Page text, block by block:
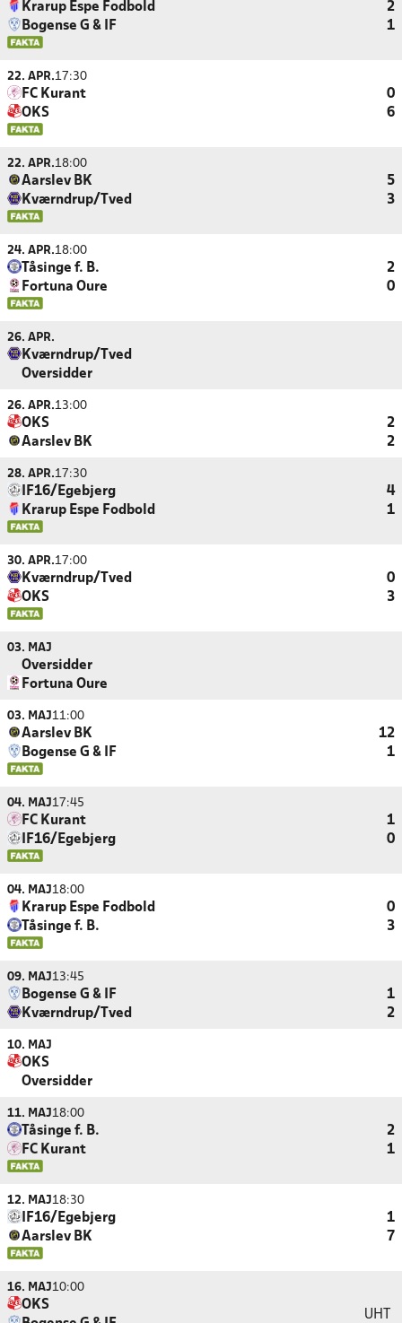
Krarup Espe Fodbold
2
Bogense G & IF
1
22. APR.17:30
FC Kurant
0
OKS
6
22. APR.18:00
Aarslev BK
5
Kværndrup/Tved
3
24. APR.18:00
Tåsinge f. B.
2
Fortuna Oure
0
26. APR.
Kværndrup/Tved
Oversidder
26. APR.13:00
OKS
2
Aarslev BK
2
28. APR.17:30
IF16/Egebjerg
4
Krarup Espe Fodbold
1
30. APR.17:00
Kværndrup/Tved
0
OKS
3
03. MAJ
Oversidder
Fortuna Oure
03. MAJ11:00
Aarslev BK
12
Bogense G & IF
1
04. MAJ17:45
FC Kurant
1
IF16/Egebjerg
0
04. MAJ18:00
Krarup Espe Fodbold
0
Tåsinge f. B.
3
09. MAJ13:45
Bogense G & IF
1
Kværndrup/Tved
2
10. MAJ
OKS
Oversidder
11. MAJ18:00
Tåsinge f. B.
2
FC Kurant
1
12. MAJ18:30
IF16/Egebjerg
1
Aarslev BK
7
16. MAJ10:00
OKS
UHT